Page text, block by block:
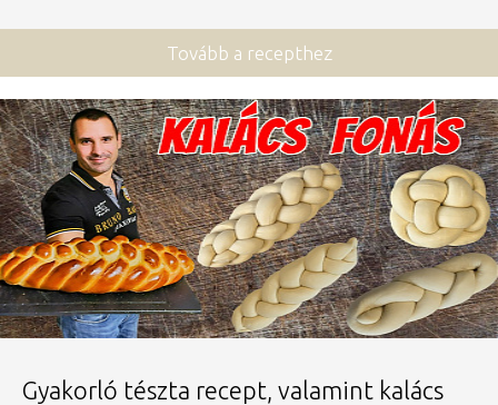
Tovább a recepthez
Gyakorló tészta recept, valamint kalács